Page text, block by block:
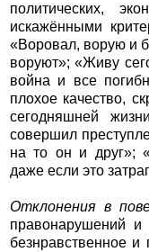
политических,
искажёнными
«Воровал, ворую и
воруют»; «Живу
война и все
плохое качество,
сегодняшней
совершил
на то он и друг»;
даже если это
Отклонения в
правонарушений и
безнравственное